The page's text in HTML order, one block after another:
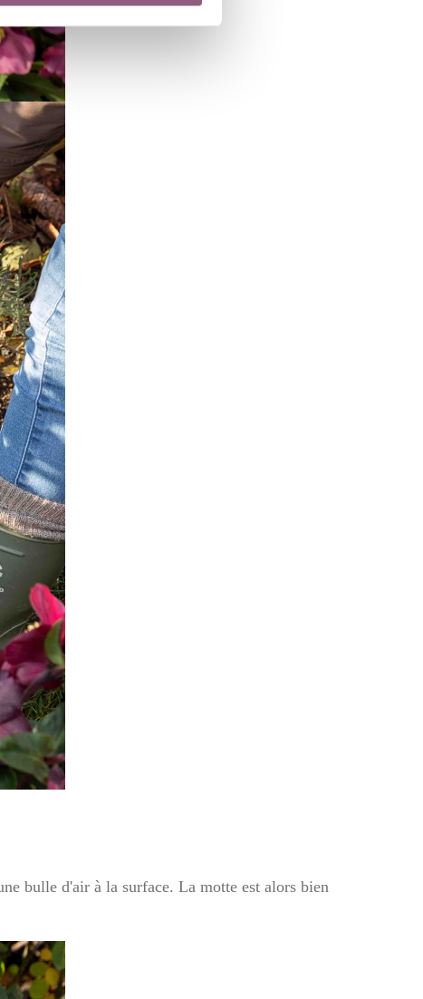
bulle d'air à la surface. La motte est alors bien